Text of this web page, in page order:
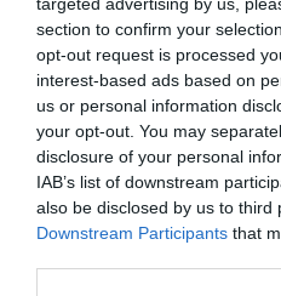
section to confirm your
opt-out request is processed
interest-based ads based on
us or personal information
your opt-out. You may
disclosure of your personal
IAB’s list of downstream
also be disclosed by us to third
Downstream Participants that
Zuliani. In risposta alla
Boldrini, che alcuni
« valorizzare » cultura e